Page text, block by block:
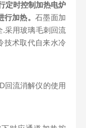
定时控制加热电炉
行加热。石墨面加
采用玻璃毛刺回流
技术取代自来水冷
流消解仪的使用